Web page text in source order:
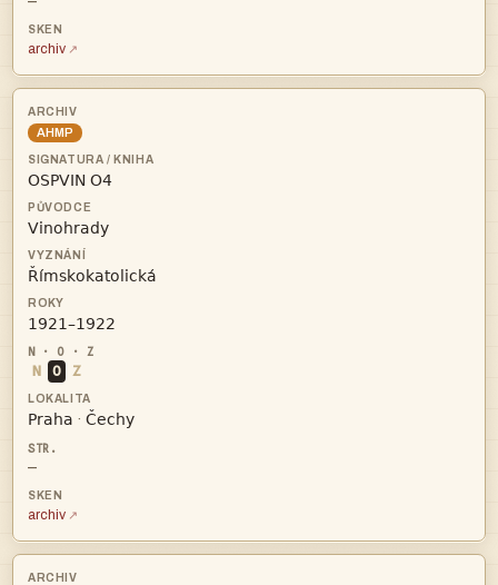
archiv
AHMP




N O Z
 · 
—
archiv